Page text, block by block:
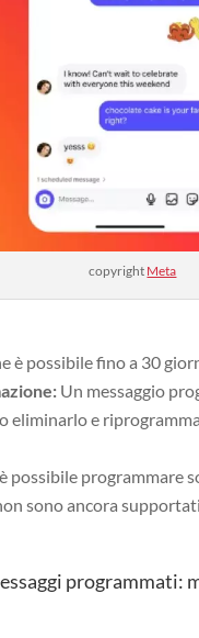
copyright Meta
è possibile fino a 30
Un messaggio
eliminarlo e
possibile programmare
sono ancora supportati.
programmati: